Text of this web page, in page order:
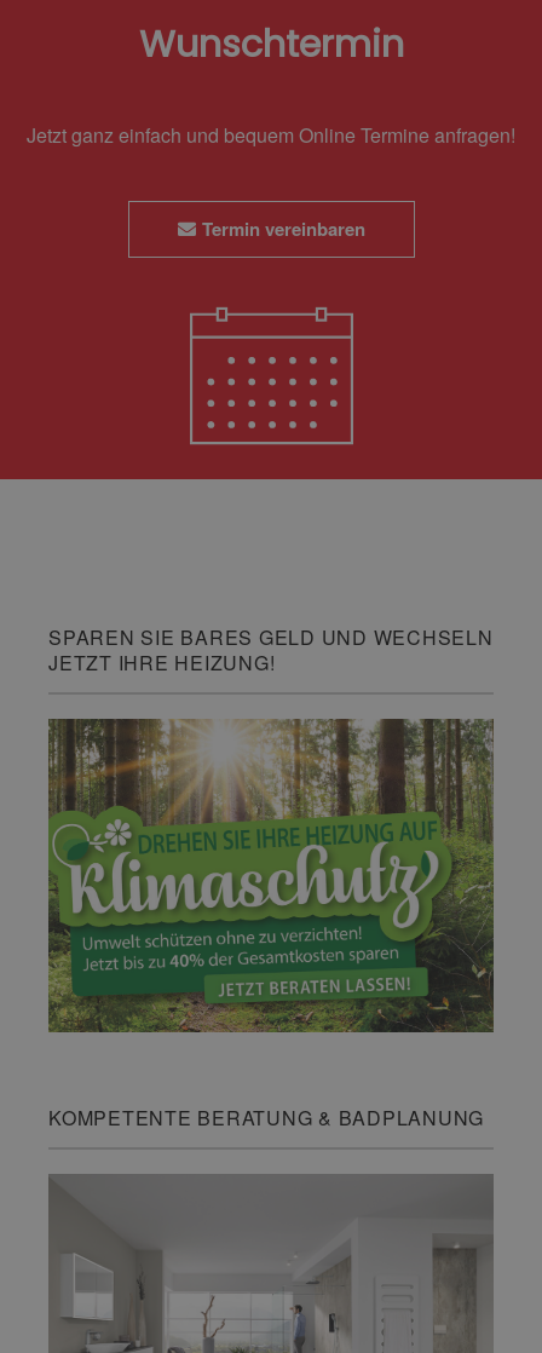
Wunschtermin
Jetzt ganz einfach und bequem Online Termine anfragen!
Termin vereinbaren
SPAREN SIE BARES GELD UND WECHSELN
JETZT IHRE HEIZUNG!
KOMPETENTE BERATUNG & BADPLANUNG